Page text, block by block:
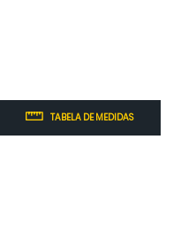
TABELA DE MEDIDAS